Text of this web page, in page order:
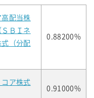
高配当株
ＢＩネ
（分配
0.88200%
ア株式
0.91000%